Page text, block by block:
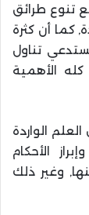
تنوع طرائق
كما أن كثرة
تناول
الأهمية
الواردة
الأحكام
وغير ذلك